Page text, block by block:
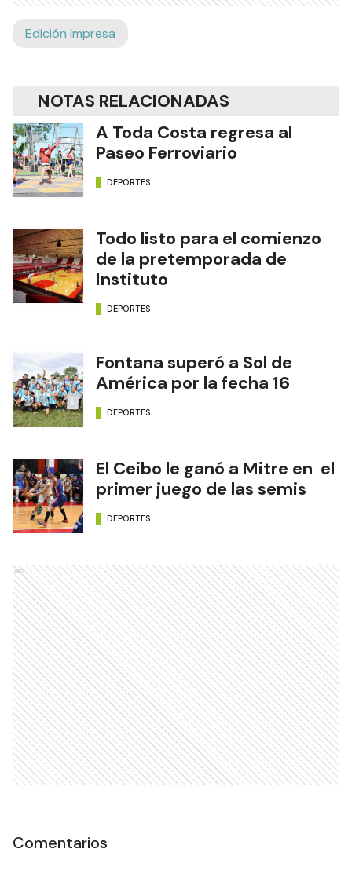
Edición Impresa
NOTAS RELACIONADAS
A Toda Costa regresa al
Paseo Ferroviario
DEPORTES
Todo listo para el comienzo
de la pretemporada de
Instituto
DEPORTES
Fontana superó a Sol de
América por la fecha 16
DEPORTES
El Ceibo le ganó a Mitre en el
primer juego de las semis
DEPORTES
Ads
Comentarios